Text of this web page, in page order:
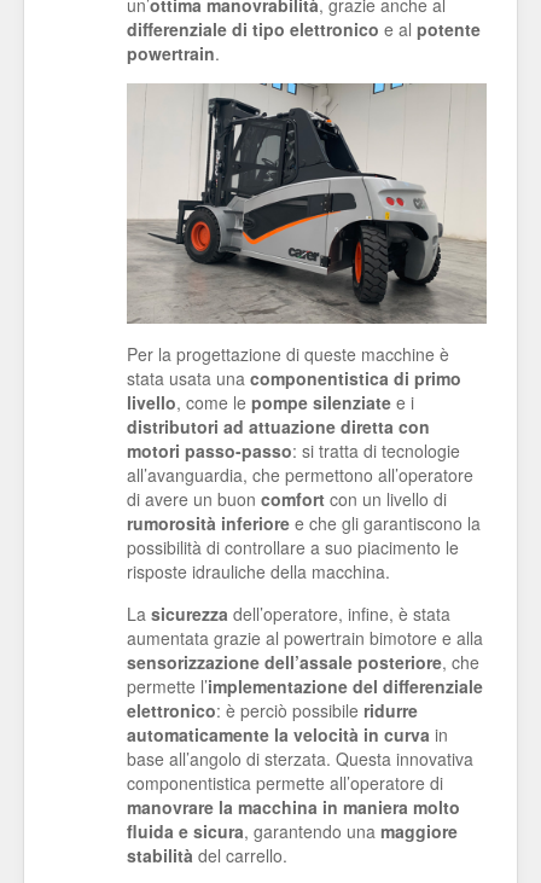
differenziale di tipo elettronico e al potente
powertrain.
Per la progettazione di queste macchine è
stata usata una componentistica di primo
livello, come le pompe silenziate e i
distributori ad attuazione diretta con
motori passo-passo: si tratta di tecnologie
all’avanguardia, che permettono all’operatore
di avere un buon comfort con un livello di
rumorosità inferiore e che gli garantiscono la
possibilità di controllare a suo piacimento le
risposte idrauliche della macchina.
La sicurezza dell’operatore, infine, è stata
aumentata grazie al powertrain bimotore e alla
sensorizzazione dell’assale posteriore, che
permette l’implementazione del differenziale
elettronico: è perciò possibile ridurre
automaticamente la velocità in curva in
base all’angolo di sterzata. Questa innovativa
componentistica permette all’operatore di
manovrare la macchina in maniera molto
fluida e sicura, garantendo una maggiore
stabilità del carrello.